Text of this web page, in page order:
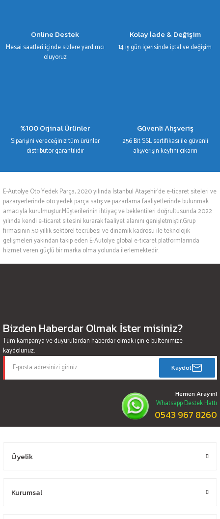
Online Destek
Mesai saatleri içinde sizlere yardımcı
oluyoruz
Kolay İade & Değişim
14 iş gün içerisinde iptal ve değişim
%100 Orjinal Ürünler
Siparişini vereceğiniz tüm ürünler
distribütör garantilidir
Güvenli Alışveriş
256 Bit SSL sertifikası ile güvenli
alışverişin keyfini çıkarın
E-Autolye Oto Yedek Parça, 2020 yılında İstanbul Ataşehir’de e-ticaret siteleri ve
pazaryerlerinde oto yedek parça satış ve pazarlama faaliyetlerinde bulunmak
amacıyla kurulmuştur.Müşterilerinin ihtiyaç ve beklentileri doğrultusunda 2022
yılında kendi e-ticaret sitesini kurarak faaliyet alanını genişletmiştir.Grup
firmasının 50 yıllık sektörel tecrübesi ve dinamik kadrosu ile teknolojik
gelişmeleri yakından takip eden E-Autolye global e-ticaret platformlarında
hizmet veren güçlü bir marka olma yolunda ilerlemektedir.
Bizden Haberdar Olmak İster misiniz?
Tüm kampanya ve duyurulardan haberdar olmak için e-bültenimize
kaydolunuz.
Kaydol
Hemen Arayın!
Whatsapp Destek Hattı
0543 967 8260
Üyelik
Kurumsal